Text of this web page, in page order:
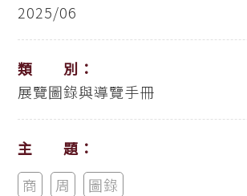
2025/06
類 別：
展覽圖錄與導覽手冊
主 題：
商
周 圖錄